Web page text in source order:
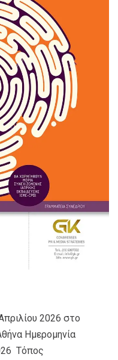
2026 στο
Ημερομηνία
Τόπος